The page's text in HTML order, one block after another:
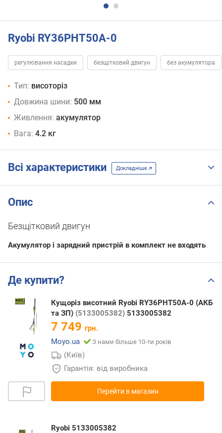
Ryobi RY36PHT50A-0
регулювання насадки безщітковий двигун без акумулятора
Тип: висоторіз
Довжина шини: 500 мм
Живлення: акумулятор
Вага: 4.2 кг
Всі характеристики Докладніше
Опис
Безщітковий двигун
Акумулятор і зарядний пристрій в комплект не входять
Де купити?
Кущоріз висотний Ryobi RY36PHT50A-0 (АКБ
та ЗП) (5133005382) 5133005382
7 749 грн.
Moyo.ua
З нами більше 10-ти років
(Київ)
Гарантія: від виробника
Перейти в магазин
Ryobi 5133005382